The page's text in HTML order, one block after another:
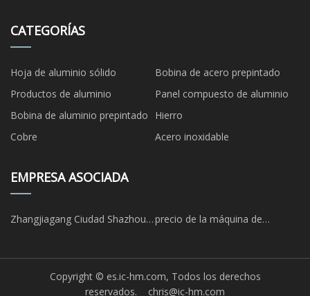
CATEGORÍAS
Hoja de aluminio sólido
Bobina de acero prepintado
Productos de aluminio
Panel compuesto de aluminio
Bobina de aluminio prepintado
Hierro
Cobre
Acero inoxidable
EMPRESA ASOCIADA
Zhangjiagang Ciudad Shazhou
precio de la máquina de
Copyright © es.ic-hm.com, Todos los derechos
reservados. chris@ic-hm.com